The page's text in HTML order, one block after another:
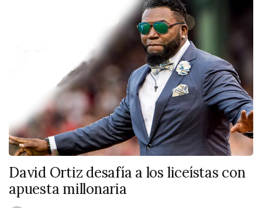
David Ortiz desafía a los liceístas con
apuesta millonaria